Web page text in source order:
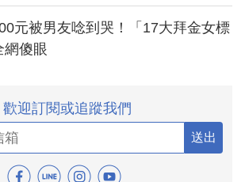
元被男友唸到哭！「17大拜金女標
網傻眼
歡迎訂閱或追蹤我們
送出